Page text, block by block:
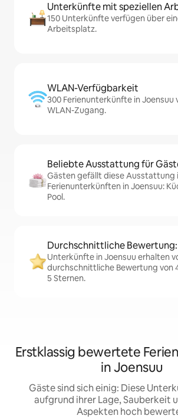
Unterkünfte mit speziellen
150 Unterkünfte verfügen über
Arbeitsplatz.
WLAN-Verfügbarkeit
300 Ferienunterkünfte in Joensuu
WLAN-Zugang.
Beliebte Ausstattung für
Gästen gefällt diese Ausstattung
Ferienunterkünften in Joensuu:
Pool.
Durchschnittliche Bewertung:
Unterkünfte in Joensuu erhalten
durchschnittliche Bewertung von
5 Sternen.
Erstklassig bewertete
in Joensuu
Gäste sind sich einig: Diese
aufgrund ihrer Lage, Sauberkeit
Aspekten hoch